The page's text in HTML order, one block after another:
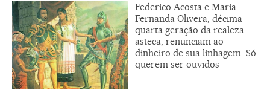
Federico Acosta e Maria
Fernanda Olivera, décima
quarta geração da realeza
asteca, renunciam ao
dinheiro de sua linhagem. Só
querem ser ouvidos